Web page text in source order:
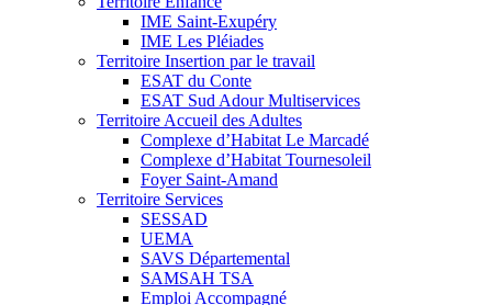
IME Saint-Exupéry
IME Les Pléiades
Territoire Insertion par le travail
ESAT du Conte
ESAT Sud Adour Multiservices
Territoire Accueil des Adultes
Complexe d’Habitat Le Marcadé
Complexe d’Habitat Tournesoleil
Foyer Saint-Amand
Territoire Services
SESSAD
UEMA
SAVS Départemental
SAMSAH TSA
Emploi Accompagné